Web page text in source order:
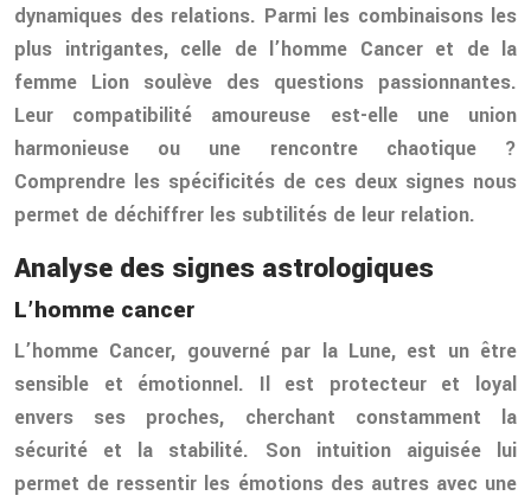
dynamiques des relations. Parmi les combinaisons les
plus intrigantes, celle de l’homme Cancer et de la
femme Lion soulève des questions passionnantes.
Leur compatibilité amoureuse est-elle une union
harmonieuse ou une rencontre chaotique ?
Comprendre les spécificités de ces deux signes nous
permet de déchiffrer les subtilités de leur relation.
Analyse des signes astrologiques
L’homme cancer
L’homme Cancer, gouverné par la Lune, est un être
sensible et émotionnel. Il est protecteur et loyal
envers ses proches, cherchant constamment la
sécurité et la stabilité. Son intuition aiguisée lui
permet de ressentir les émotions des autres avec une